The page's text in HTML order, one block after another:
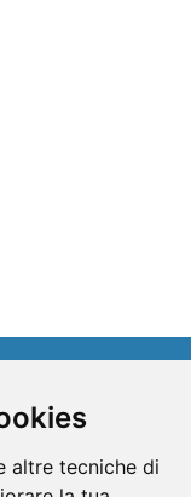
altre tecniche di